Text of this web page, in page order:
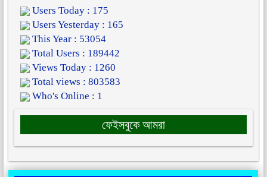
Users Today : 175
Users Yesterday : 165
This Year : 53054
Total Users : 189442
Views Today : 1260
Total views : 803583
Who's Online : 1
ফেইসবুকে আমরা